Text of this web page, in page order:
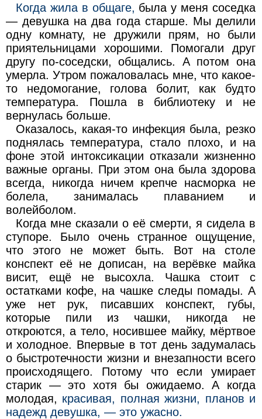
Когда жила в общаге, была у меня соседка
— девушка на два года старше. Мы делили
одну комнату, не дружили прям, но были
приятельницами хорошими. Помогали друг
другу по-соседски, общались. А потом она
умерла. Утром пожаловалась мне, что какое-
то недомогание, голова болит, как будто
температура. Пошла в библиотеку и не
вернулась больше.
Оказалось, какая-то инфекция была, резко
поднялась температура, стало плохо, и на
фоне этой интоксикации отказали жизненно
важные органы. При этом она была здорова
всегда, никогда ничем крепче насморка не
болела, занималась плаванием и
волейболом.
Когда мне сказали о её смерти, я сидела в
ступоре. Было очень странное ощущение,
что этого не может быть. Вот на столе
конспект её не дописан, на верёвке майка
висит, ещё не высохла. Чашка стоит с
остатками кофе, на чашке следы помады. А
уже нет рук, писавших конспект, губы,
которые пили из чашки, никогда не
откроются, а тело, носившее майку, мёртвое
и холодное. Впервые в тот день задумалась
о быстротечности жизни и внезапности всего
происходящего. Потому что если умирает
старик — это хотя бы ожидаемо. А когда
молодая, красивая, полная жизни, планов и
надежд девушка, — это ужасно.